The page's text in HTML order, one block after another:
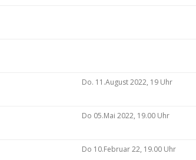
Do. 11.August 2022, 19 Uhr
Do 05.Mai 2022, 19.00 Uhr
Do 10.Februar 22, 19.00 Uhr